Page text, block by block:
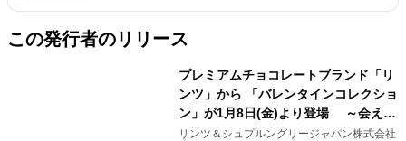
この発行者のリリース
プレミアムチョコレートブランド「リ
ンツ」から 「バレンタインコレクショ
ン」が1月8日(金)より登場 ～会えな
い今こそ想いを届ける、特別なバレン
リンツ＆シュプルングリージャパン株式会社